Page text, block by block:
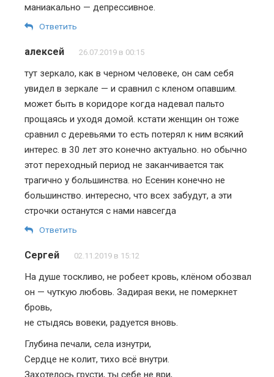
маниакально — депрессивное.
Ответить
алексей 26.07.2019 в 00:15
тут зеркало, как в черном человеке, он сам себя
увидел в зеркале — и сравнил с кленом опавшим.
может быть в коридоре когда надевал пальто
прощаясь и уходя домой. кстати женщин он тоже
сравнил с деревьями то есть потерял к ним всякий
интерес. в 30 лет это конечно актуально. но обычно
этот переходный период не заканчивается так
трагично у большинства. но Есенин конечно не
большинство. интересно, что всех забудут, а эти
строчки останутся с нами навсегда
Ответить
Сергей 02.11.2019 в 15:12
На душе тоскливо, не робеет кровь, клёном обозвал
он — чуткую любовь. Задирая веки, не померкнет
бровь,
не стыдясь вовеки, радуется вновь.
Глубина печали, села изнутри,
Сердце не колит, тихо всё внутри.
Захотелось грусти, ты себе не ври,